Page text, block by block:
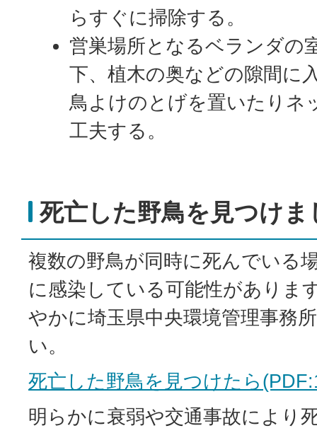
らすぐに掃除する。
営巣場所となるベランダの
下、植木の奥などの隙間に
鳥よけのとげを置いたりネ
工夫する。
死亡した野鳥を見つけま
複数の野鳥が同時に死んでいる
に感染している可能性がありま
やかに埼玉県中央環境管理事務
い。
死亡した野鳥を見つけたら
明らかに衰弱や交通事故により